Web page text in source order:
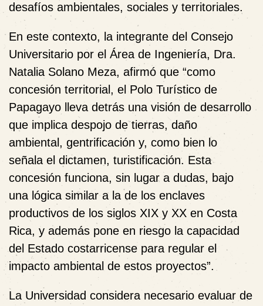
desafíos ambientales, sociales y territoriales.
En este contexto, la integrante del Consejo
Universitario por el Área de Ingeniería, Dra.
Natalia Solano Meza, afirmó que “como
concesión territorial, el Polo Turístico de
Papagayo lleva detrás una visión de desarrollo
que implica despojo de tierras, daño
ambiental, gentrificación y, como bien lo
señala el dictamen, turistificación. Esta
concesión funciona, sin lugar a dudas, bajo
una lógica similar a la de los enclaves
productivos de los siglos XIX y XX en Costa
Rica, y además pone en riesgo la capacidad
del Estado costarricense para regular el
impacto ambiental de estos proyectos”.
La Universidad considera necesario evaluar de